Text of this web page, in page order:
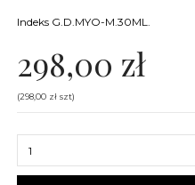
Indeks G.D.MYO-M.30ML.
298,00 zł
(298,00 zł szt)